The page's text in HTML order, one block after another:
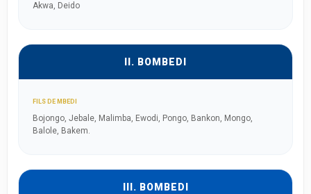
Akwa, Deido
II. BOMBEDI
FILS DE MBEDI
Bojongo, Jebale, Malimba, Ewodi, Pongo, Bankon, Mongo,
Balole, Bakem.
III. BOMBEDI